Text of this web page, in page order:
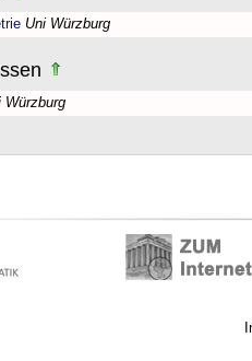
Uni Würzburg
Würzburg